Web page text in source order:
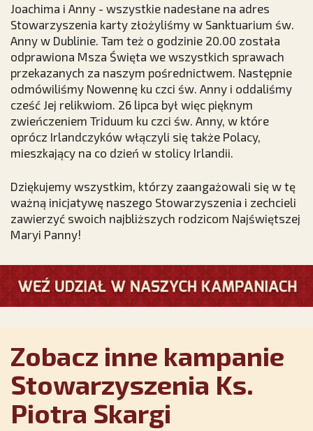
Joachima i Anny - wszystkie nadesłane na adres
Stowarzyszenia karty złożyliśmy w Sanktuarium św.
Anny w Dublinie. Tam też o godzinie 20.00 została
odprawiona Msza Święta we wszystkich sprawach
przekazanych za naszym pośrednictwem. Następnie
odmówiliśmy Nowennę ku czci św. Anny i oddaliśmy
cześć Jej relikwiom. 26 lipca był więc pięknym
zwieńczeniem Triduum ku czci św. Anny, w które
oprócz Irlandczyków włączyli się także Polacy,
mieszkający na co dzień w stolicy Irlandii.
Dziękujemy wszystkim, którzy zaangażowali się w tę
ważną inicjatywę naszego Stowarzyszenia i zechcieli
zawierzyć swoich najbliższych rodzicom Najświętszej
Maryi Panny!
Zobacz inne kampanie
Stowarzyszenia Ks.
Piotra Skargi